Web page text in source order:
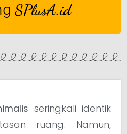
SPlusA.id
seringkali identik
ruang. Namun,